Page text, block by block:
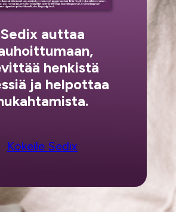
Sedix auttaa
henkistä
ja helpottaa
Kokeile Sedix